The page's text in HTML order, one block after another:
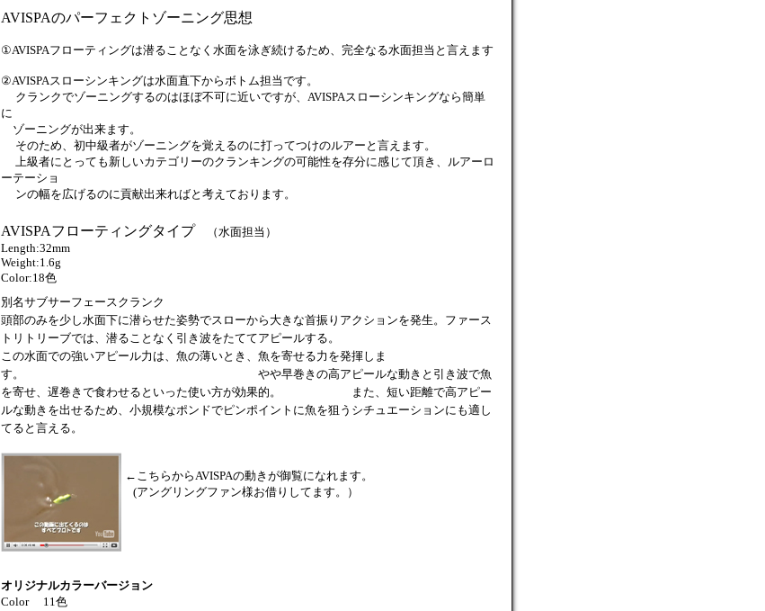
AVISPAのパーフェクトゾーニング思想
①AVISPAフローティングは潜ることなく水面を泳ぎ続けるため、完全なる水面担当 と言えます
②AVISPAスローシンキングは水面直下からボトム担当です。
クランクでゾーニングするのはほぼ不可に近いですが、 AVISPAスローシンキングなら簡単
に
ゾーニングが出来ます。
そのため、初中級者がゾーニングを覚えるのに打ってつけのルアーと言えます。
上級者にとっても新しいカテゴリーのクランキングの可能性を存分に感じて頂き、ルアーロ
ーテーショ
ンの幅を広げるのに貢献出来ればと考えております。
AVISPAフローティングタイプ
（水面担当）
Length:32mm
Weight:1.6g
Color:18色
別名サブサーフェースクランク
頭部のみを少し水面下に潜らせた姿勢でスローから大きな首振りアクションを発生。ファース
トリトリーブでは、潜ることなく引き波をたててアピールする。
この水面での強いアピール力は、魚の薄いとき、魚を寄せる力を発揮しま
す。 やや早巻きの高アピールな動きと引き波で魚
を寄せ、遅巻きで食わせるといった使い方が効果的。 また、短い距離で高アピー
ルな動きを出せるため、小規模なポンドでピンポイントに魚を狙うシチュエーションにも適し
てると言える。
←こちらからAVISPAの動きが御覧になれます。
(アングリングファン様お借りしてます。）
オリジナルカラーバージョン
Color 11色